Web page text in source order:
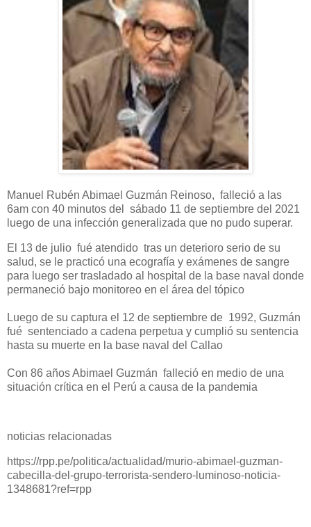
Manuel Rubén Abimael Guzmán Reinoso, falleció a las
6am con 40 minutos del sábado 11 de septiembre del 2021
luego de una infección generalizada que no pudo superar.
El 13 de julio fué atendido tras un deterioro serio de su
salud, se le practicó una ecografía y exámenes de sangre
para luego ser trasladado al hospital de la base naval donde
permaneció bajo monitoreo en el área del tópico
Luego de su captura el 12 de septiembre de 1992, Guzmán
fué sentenciado a cadena perpetua y cumplió su sentencia
hasta su muerte en la base naval del Callao
Con 86 años Abimael Guzmán falleció en medio de una
situación crítica en el Perú a causa de la pandemia
noticias relacionadas
https://rpp.pe/politica/actualidad/murio-abimael-guzman-
cabecilla-del-grupo-terrorista-sendero-luminoso-noticia-
1348681?ref=rpp